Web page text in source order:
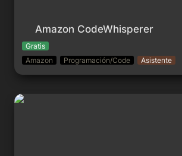
Amazon CodeWhisperer
Gratis
Amazon
Programación/Code Asistente
SmartScout